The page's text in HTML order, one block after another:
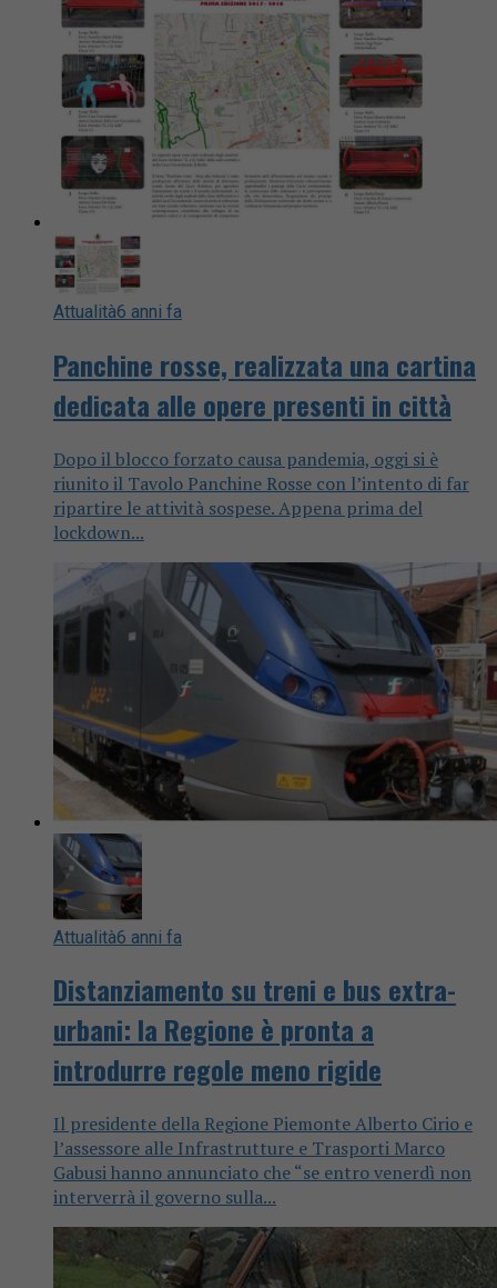
Attualità6 anni fa
Panchine rosse, realizzata una cartina
dedicata alle opere presenti in città
Dopo il blocco forzato causa pandemia, oggi si è
riunito il Tavolo Panchine Rosse con l’intento di far
ripartire le attività sospese. Appena prima del
lockdown...
Attualità6 anni fa
Distanziamento su treni e bus extra-
urbani: la Regione è pronta a
introdurre regole meno rigide
Il presidente della Regione Piemonte Alberto Cirio e
l’assessore alle Infrastrutture e Trasporti Marco
Gabusi hanno annunciato che “se entro venerdì non
interverrà il governo sulla...